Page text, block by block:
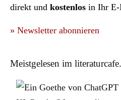
direkt und kostenlos in Ihr E-
» Newsletter abonnieren
Meistgelesen im